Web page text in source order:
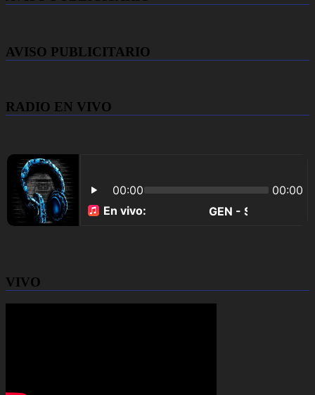
AVISO PUBLICITARIO
RADIO EN VIVO
VIVO